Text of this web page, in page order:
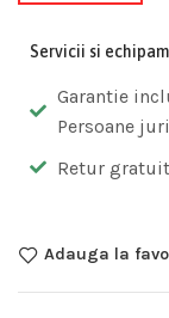
Servicii si
Garantie
Persoane
Retur
Adauga la